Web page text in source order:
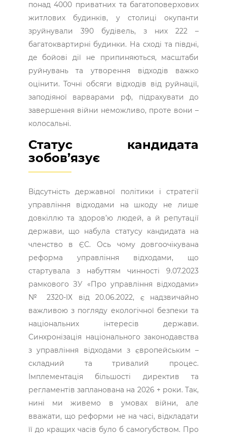
понад 4000 приватних та багатоповерхових
житлових будинків, у столиці окупанти
зруйнували 390 будівель, з них 222 –
багатоквартирні будинки. На сході та півдні,
де бойові дії не припиняються, масштаби
руйнувань та утворення відходів важко
оцінити. Точні обсяги відходів від руйнації,
заподіяної варварами рф, підрахувати до
завершення війни неможливо, проте вони –
колосальні.
Статус кандидата
зобов’язує
Відсутність державної політики і стратегії
управління відходами на шкоду не лише
довкіллю та здоров’ю людей, а й репутації
держави, що набула статусу кандидата на
членство в ЄС. Ось чому довгоочікувана
реформа управління відходами, що
стартувала з набуттям чинності 9.07.2023
рамкового ЗУ «Про управління відходами»
№ 2320-ІХ від 20.06.2022, є надзвичайно
важливою з погляду екологічної безпеки та
національних інтересів держави.
Синхронізація національного законодавства
з управління відходами з європейським –
складний та тривалий процес.
Імплементація більшості директив та
регламентів запланована на 2026 + роки. Так,
нині ми живемо в умовах війни, але
вважати, що реформи не на часі, відкладати
її до кращих часів було б самогубством. Про